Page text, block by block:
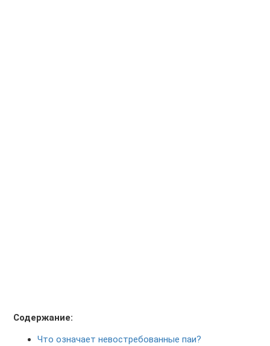
Содержание:
Что означает невостребованные паи?